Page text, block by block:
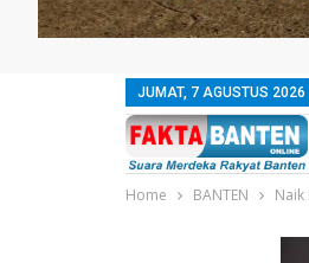
JUMAT, 7 AGUSTUS 2026
Home BANTEN Naik